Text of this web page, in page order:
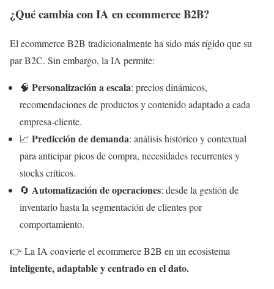
¿Qué cambia con IA en ecommerce B2B?
El ecommerce B2B tradicionalmente ha sido más rígido que su
par B2C. Sin embargo, la IA permite:
🧠 Personalización a escala: precios dinámicos,
recomendaciones de productos y contenido adaptado a cada
empresa-cliente.
📈 Predicción de demanda: análisis histórico y contextual
para anticipar picos de compra, necesidades recurrentes y
stocks críticos.
🔄 Automatización de operaciones: desde la gestión de
inventario hasta la segmentación de clientes por
comportamiento.
👉 La IA convierte el ecommerce B2B en un ecosistema
inteligente, adaptable y centrado en el dato.